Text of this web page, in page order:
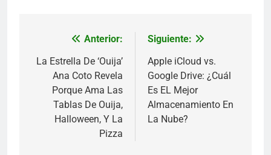
Navegación
de
entradas
Anterior:
La Estrella De ‘Ouija’
Ana Coto Revela
Porque Ama Las
Tablas De Ouija,
Halloween, Y La
Pizza
Siguiente:
Apple iCloud vs.
Google Drive: ¿Cuál
Es EL Mejor
Almacenamiento En
La Nube?